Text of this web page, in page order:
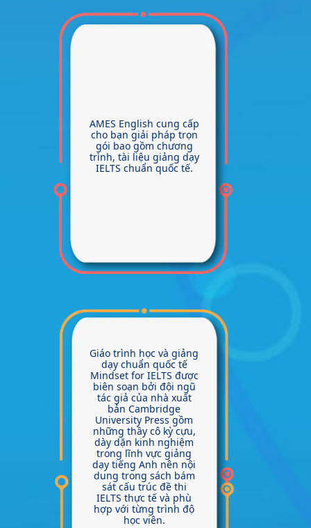
AMES English cung cấp
cho bạn giải pháp trọn
gói bao gồm chương
trình, tài liệu giảng dạy
IELTS chuẩn quốc tế.
Giáo trình học và giảng
dạy chuẩn quốc tế
Mindset for IELTS được
biên soạn bởi đội ngũ
tác giả của nhà xuất
bản Cambridge
University Press gồm
những thầy cô kỳ cựu,
dày dặn kinh nghiệm
trong lĩnh vực giảng
dạy tiếng Anh nên nội
dung trong sách bám
sát cấu trúc đề thi
IELTS thực tế và phù
hợp với từng trình độ
học viên.